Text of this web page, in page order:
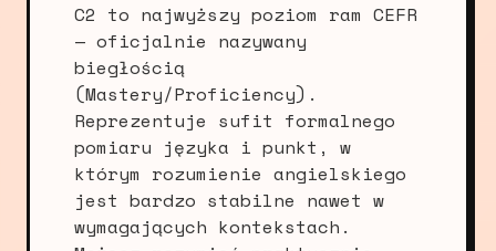
C2 to najwyższy poziom ram CEFR
— oficjalnie nazywany
biegłością
(Mastery/Proficiency).
Reprezentuje sufit formalnego
pomiaru języka i punkt, w
którym rozumienie angielskiego
jest bardzo stabilne nawet w
wymagających kontekstach.